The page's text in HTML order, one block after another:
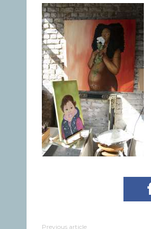
Previous article